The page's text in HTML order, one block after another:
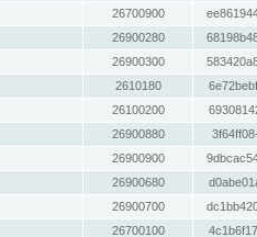
26700900
26900280
26900300
2610180
26100200
26900880
26900900
26900680
26900700
26700100